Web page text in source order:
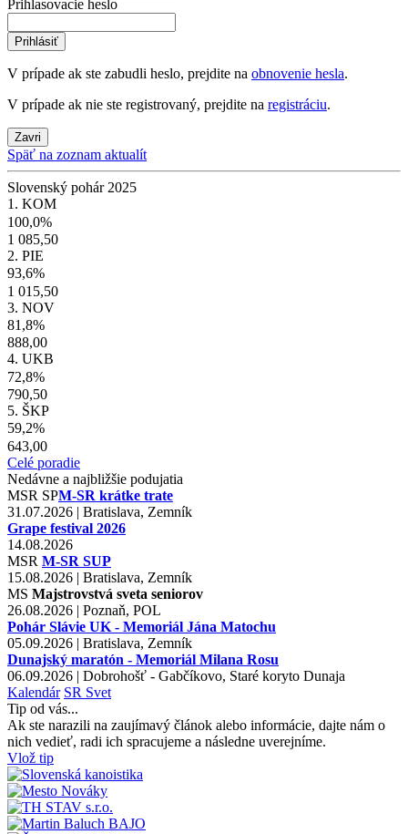
Prihlasovacie heslo
Prihlásiť
V prípade ak ste zabudli heslo, prejdite na obnovenie hesla.
V prípade ak nie ste registrovaný, prejdite na registráciu.
Zavri
Späť na zoznam aktualít
Slovenský pohár 2025
1. KOM
100,0%
1 085,50
2. PIE
93,6%
1 015,50
3. NOV
81,8%
888,00
4. UKB
72,8%
790,50
5. ŠKP
59,2%
643,00
Celé poradie
Nedávne a najbližšie podujatia
MSR SPM-SR krátke trate
31.07.2026 | Bratislava, Zemník
Grape festival 2026
14.08.2026
MSR M-SR SUP
15.08.2026 | Bratislava, Zemník
MS Majstrovstvá sveta seniorov
26.08.2026 | Poznaň, POL
Pohár Slávie UK - Memoriál Jána Matochu
05.09.2026 | Bratislava, Zemník
Dunajský maratón - Memoriál Milana Rosu
06.09.2026 | Dobrohošť - Gabčíkovo, Staré koryto Dunaja
Kalendár SR Svet
Tip od vás...
Ak ste narazili na zaujímavý článok alebo informácie, dajte nám o
nich vedieť, radi ich spracujeme a následne uverejníme.
Vlož tip